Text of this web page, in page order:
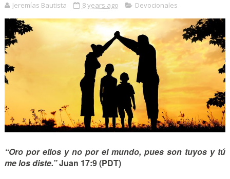
Jeremías Bautista 8 years ago Devocionales
“Oro por ellos y no por el mundo, pues son tuyos y tú
me los diste.”Juan 17:9 (PDT)